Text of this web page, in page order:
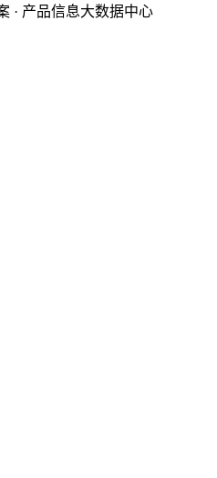
· 产品信息大数据中心